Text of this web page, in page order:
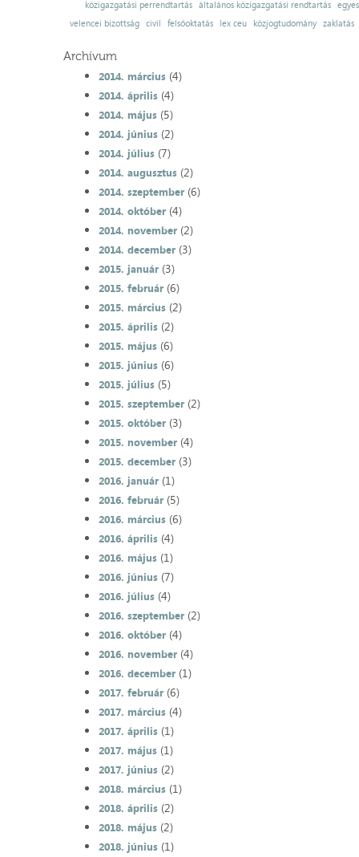
közigazgatási perrendtartás általános közigazgatási rendtartás
velencei bizottság
civil felsőoktatás lex ceu közjogtudomány zaklatás
Archívum
2014. március(4)
2014. április(4)
2014. május(5)
2014. június(2)
2014. július(7)
2014. augusztus(2)
2014. szeptember(6)
2014. október(4)
2014. november(2)
2014. december(3)
2015. január(3)
2015. február(6)
2015. március(2)
2015. április(2)
2015. május(6)
2015. június(6)
2015. július(5)
2015. szeptember(2)
2015. október(3)
2015. november(4)
2015. december(3)
2016. január(1)
2016. február(5)
2016. március(6)
2016. április(4)
2016. május(1)
2016. június(7)
2016. július(4)
2016. szeptember(2)
2016. október(4)
2016. november(4)
2016. december(1)
2017. február(6)
2017. március(4)
2017. április(1)
2017. május(1)
2017. június(2)
2018. március(1)
2018. április(2)
2018. május(2)
2018. június(1)